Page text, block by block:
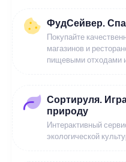
ФудСейвер.
Покупайте
магазинов и
пищевыми отходами
Сортируля.
природу
Интерактивный
экологической